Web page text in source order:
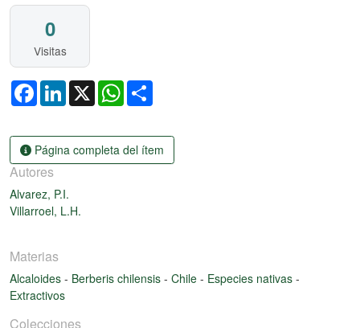
0
Visitas
FacebookLinkedIn
X WhatsApp
Página completa del ítem
Autores
Alvarez, P.I.
Villarroel, L.H.
Materias
Alcaloides - Berberis chilensis - Chile - Especies nativas -
Extractivos
Colecciones